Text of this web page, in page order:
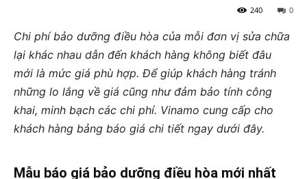
0
240
Chi phí bảo dưỡng điều hòa của mỗi đơn vị sửa chữa
lại khác nhau dẫn đến khách hàng không biết đâu
mới là mức giá phù hợp. Để giúp khách hàng tránh
những lo lắng về giá cũng như đảm bảo tính công
khai, minh bạch các chi phí. Vinamo cung cấp cho
khách hàng bảng báo giá chi tiết ngay dưới đây.
Mẫu báo giá bảo dưỡng điều hòa mới nhất